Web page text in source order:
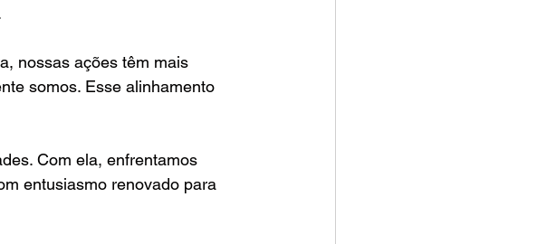
nossas ações têm mais
somos. Esse alinhamento
Com ela, enfrentamos
entusiasmo renovado para